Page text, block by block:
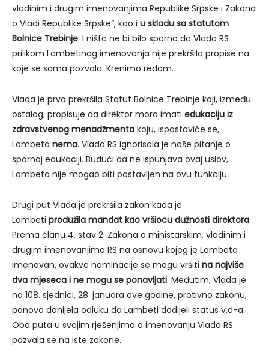
vladinim i drugim imenovanjima Republike Srpske i Zakona
o Vladi Republike Srpske“, kao i u skladu sa statutom
Bolnice Trebinje. I ništa ne bi bilo sporno da Vlada RS
prilikom Lambetinog imenovanja nije prekršila propise na
koje se sama pozvala. Krenimo redom.
Vlada je prvo prekršila Statut Bolnice Trebinje koji, između
ostalog, propisuje da direktor mora imati edukaciju iz
zdravstvenog menadžmenta koju, ispostaviće se,
Lambeta nema. Vlada RS ignorisala je naše pitanje o
spornoj edukaciji. Budući da ne ispunjava ovaj uslov,
Lambeta nije mogao biti postavljen na ovu funkciju.
Drugi put Vlada je prekršila zakon kada je
Lambeti produžila mandat kao vršiocu dužnosti direktora.
Prema članu 4, stav 2. Zakona o ministarskim, vladinim i
drugim imenovanjima RS na osnovu kojeg je Lambeta
imenovan, ovakve nominacije se mogu vršiti na najviše
dva mjeseca i ne mogu se ponavljati. Međutim, Vlada je
na 108. sjednici, 28. januara ove godine, protivno zakonu,
ponovo donijela odluku da Lambeti dodijeli status v.d-a.
Oba puta u svojim rješenjima o imenovanju Vlada RS
pozvala se na iste zakone.